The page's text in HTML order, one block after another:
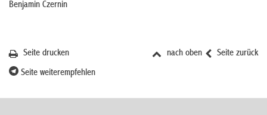
Benjamin Czernin
Seite zurück
nach oben
Seite drucken
Seite weiterempfehlen